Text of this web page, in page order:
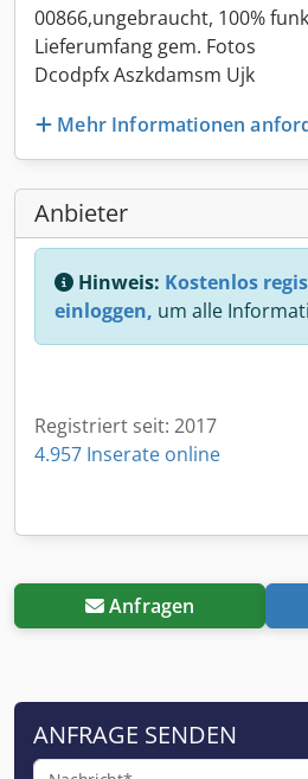
00866,ungebraucht, 100%
Lieferumfang gem. Fotos
Dcodpfx Aszkdamsm Ujk
Mehr Informationen
Anbieter
Hinweis: Kostenlos
einloggen, um alle
Registriert seit: 2017
4.957 Inserate online
Anfragen
ANFRAGE SENDEN